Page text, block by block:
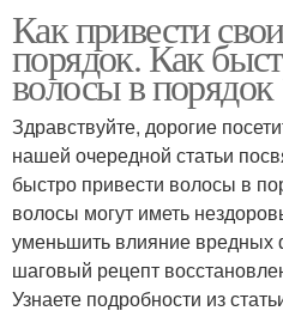
Как привести
порядок. Как
волосы в порядок
Здравствуйте, дорогие
нашей очередной статьи
быстро привести волосы в
волосы могут иметь
уменьшить влияние
шаговый рецепт
Узнаете подробности из